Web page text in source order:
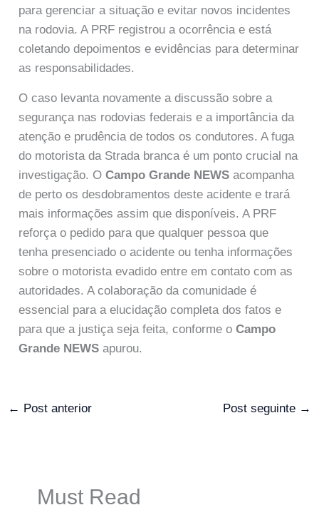
para gerenciar a situação e evitar novos incidentes
na rodovia. A PRF registrou a ocorrência e está
coletando depoimentos e evidências para determinar
as responsabilidades.
O caso levanta novamente a discussão sobre a
segurança nas rodovias federais e a importância da
atenção e prudência de todos os condutores. A fuga
do motorista da Strada branca é um ponto crucial na
investigação. OCampo Grande NEWS acompanha
de perto os desdobramentos deste acidente e trará
mais informações assim que disponíveis. A PRF
reforça o pedido para que qualquer pessoa que
tenha presenciado o acidente ou tenha informações
sobre o motorista evadido entre em contato com as
autoridades. A colaboração da comunidade é
essencial para a elucidação completa dos fatos e
para que a justiça seja feita, conforme oCampo
Grande NEWS apurou.
← Post anterior Post seguinte →
Must Read